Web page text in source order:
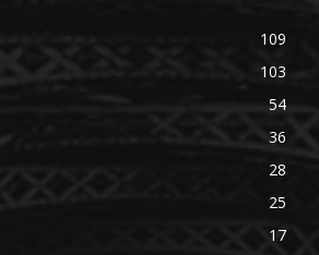
109
103
54
36
28
25
17